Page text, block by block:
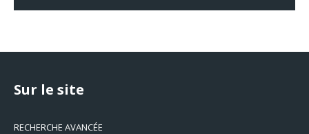
Sur le site
RECHERCHE AVANCÉE